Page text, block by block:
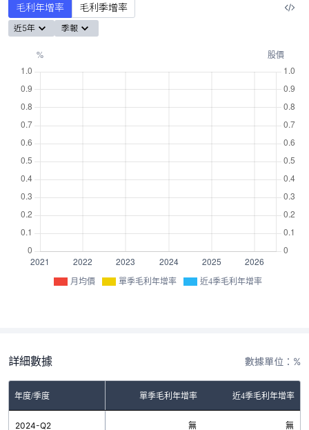
毛利年增率 毛利季增率
近5年 季報
月均價 單季毛利年增率 近4季毛利年增率
詳細數據 數據單位：%
年度/季度 單季毛利年增率 近4季毛利年增率
2024-Q2 無 無